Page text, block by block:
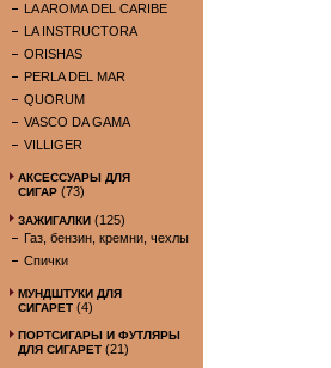
LA AROMA DEL CARIBE
LA INSTRUCTORA
ORISHAS
PERLA DEL MAR
QUORUM
VASCO DA GAMA
VILLIGER
АКСЕССУАРЫ ДЛЯ
СИГАР (73)
ЗАЖИГАЛКИ (125)
Газ, бензин, кремни, чехлы
Спички
МУНДШТУКИ ДЛЯ
СИГАРЕТ (4)
ПОРТСИГАРЫ И ФУТЛЯРЫ
ДЛЯ СИГАРЕТ (21)